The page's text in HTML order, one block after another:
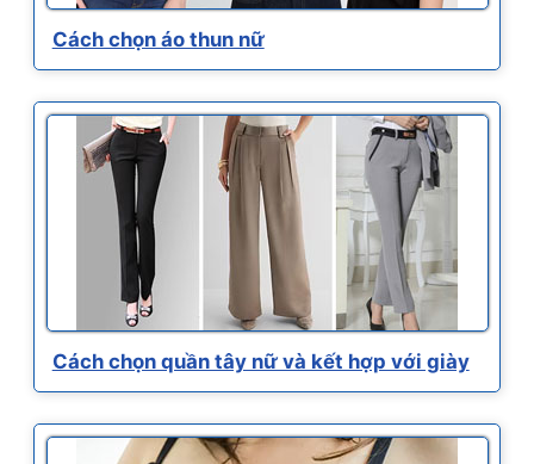
Cách chọn áo thun nữ
Cách chọn quần tây nữ và kết hợp với giày